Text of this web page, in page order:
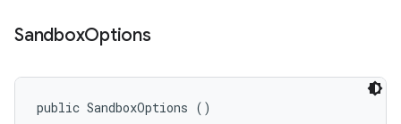
SandboxOptions
public SandboxOptions ()